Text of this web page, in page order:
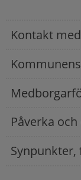
Kontakt
Påverka
Synpunkter,